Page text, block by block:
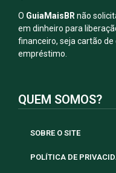
O GuiaMaisBR não
em dinheiro para
financeiro, seja cartão
empréstimo.
QUEM SOMOS?
SOBRE O SITE
POLÍTICA DE